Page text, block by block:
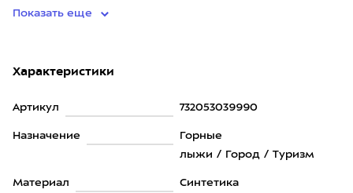
Показать еще
Характеристики
Артикул 732053039990
Назначение
Горные
лыжи / Город / Туризм
Материал Синтетика